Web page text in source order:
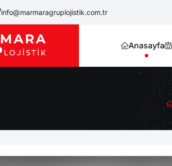
info@marmaragruplojistik.com.tr
Anasayfa